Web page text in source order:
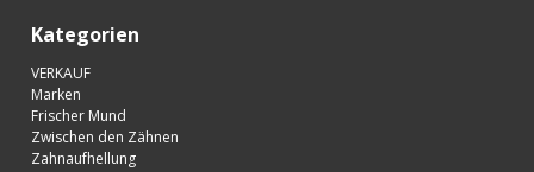
Kategorien
VERKAUF
Marken
Frischer Mund
Zwischen den Zähnen
Zahnaufhellung